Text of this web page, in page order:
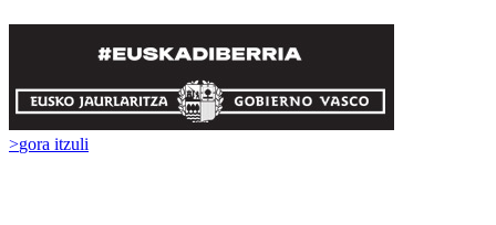
>gora itzuli